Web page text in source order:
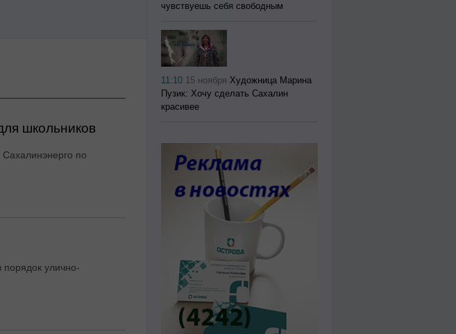
школьников
по
улично-
чувствуешь себя свободным
11:10 15 ноября Художница Марина
Пузик: Хочу сделать Сахалин
красивее